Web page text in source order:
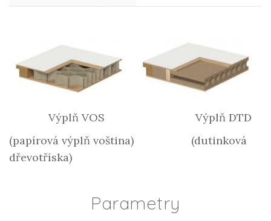
Výplň VOS Výplň DTD
(papírová výplň voština) (dutinková
dřevotříska)
Parametry